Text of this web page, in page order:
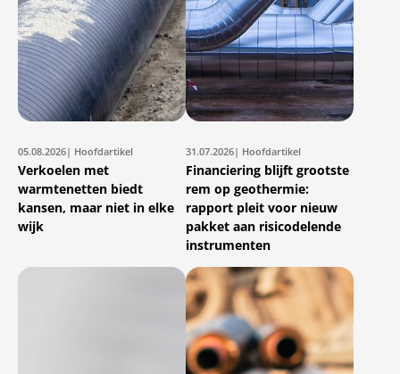
05.08.2026| Hoofdartikel
Verkoelen met
warmtenetten biedt
kansen, maar niet in elke
wijk
31.07.2026| Hoofdartikel
Financiering blijft grootste
rem op geothermie:
rapport pleit voor nieuw
pakket aan risicodelende
instrumenten